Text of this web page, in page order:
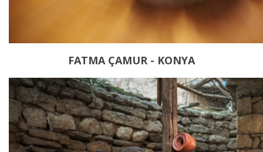
FATMA ÇAMUR - KONYA